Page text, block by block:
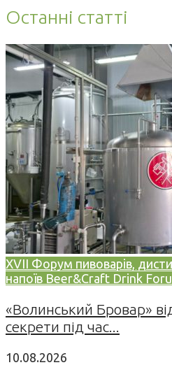
Останні статті
XVII Форум пивоварів,
напоїв Beer&Craft Drink
«Волинський Бровар»
секрети під час...
10.08.2026